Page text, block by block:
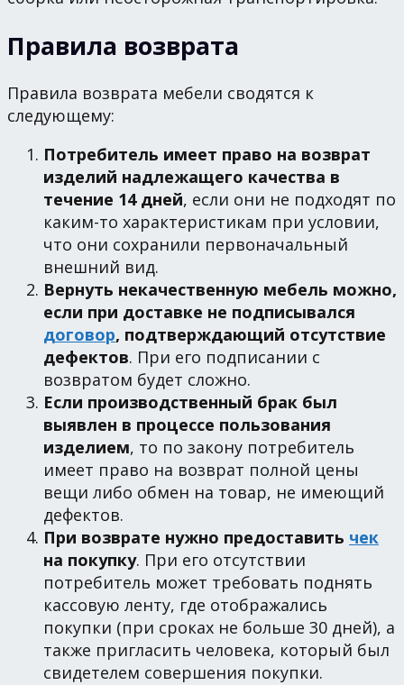
Правила возврата
Правила возврата мебели сводятся к
следующему:
Потребитель имеет право на возврат
изделий надлежащего качества в
течение 14 дней, если они не подходят по
каким-то характеристикам при условии,
что они сохранили первоначальный
внешний вид.
Вернуть некачественную мебель можно,
если при доставке не подписывался
договор, подтверждающий отсутствие
дефектов. При его подписании с
возвратом будет сложно.
Если производственный брак был
выявлен в процессе пользования
изделием, то по закону потребитель
имеет право на возврат полной цены
вещи либо обмен на товар, не имеющий
дефектов.
При возврате нужно предоставить чек
на покупку. При его отсутствии
потребитель может требовать поднять
кассовую ленту, где отображались
покупки (при сроках не больше 30 дней), а
также пригласить человека, который был
свидетелем совершения покупки.